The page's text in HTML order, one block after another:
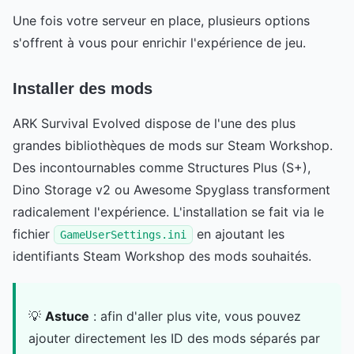
Une fois votre serveur en place, plusieurs options
s'offrent à vous pour enrichir l'expérience de jeu.
Installer des mods
ARK Survival Evolved dispose de l'une des plus
grandes bibliothèques de mods sur Steam Workshop.
Des incontournables comme Structures Plus (S+),
Dino Storage v2 ou Awesome Spyglass transforment
radicalement l'expérience. L'installation se fait via le
fichier
GameUserSettings.ini
en ajoutant les
identifiants Steam Workshop des mods souhaités.
💡 Astuce : afin d'aller plus vite, vous pouvez
ajouter directement les ID des mods séparés par